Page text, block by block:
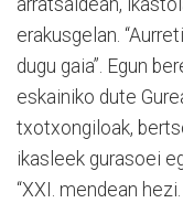
arratsaldean,
erakusgelan.
dugu gaia”. Egun
eskainiko dute
txotxongiloak,
ikasleek gurasoei
“XXI. mendean